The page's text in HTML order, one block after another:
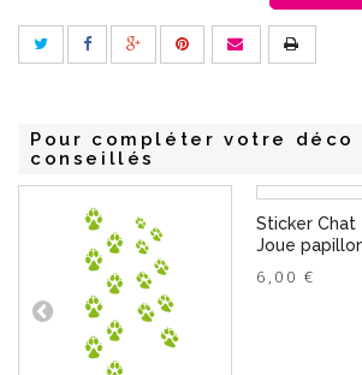
Pour compléter votre
conseillés
Sticker Chat
Joue
6,00 €